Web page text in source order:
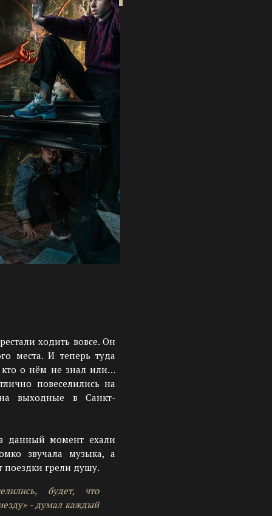
ходить вовсе. Он
места. И теперь туда
кто о нём не знал или…
повеселились на
выходные в Санкт-
данный момент ехали
звучала музыка, а
поездки грели душу.
будет, что
- думал каждый